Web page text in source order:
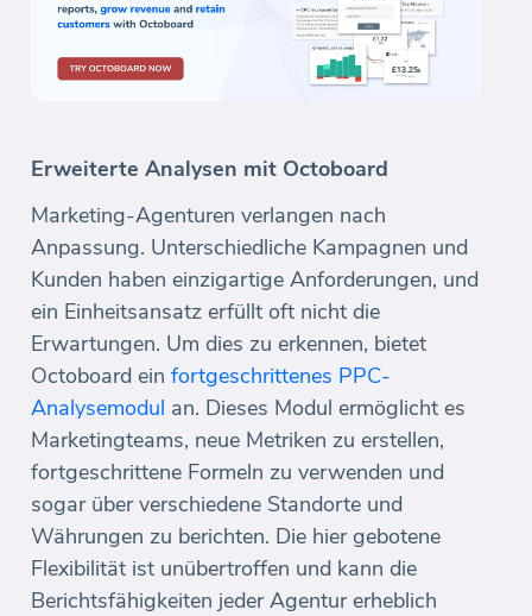
Erweiterte Analysen mit Octoboard
Marketing-Agenturen verlangen nach
Anpassung. Unterschiedliche Kampagnen und
Kunden haben einzigartige Anforderungen, und
ein Einheitsansatz erfüllt oft nicht die
Erwartungen. Um dies zu erkennen, bietet
Octoboard ein fortgeschrittenes PPC-
Analysemodul an. Dieses Modul ermöglicht es
Marketingteams, neue Metriken zu erstellen,
fortgeschrittene Formeln zu verwenden und
sogar über verschiedene Standorte und
Währungen zu berichten. Die hier gebotene
Flexibilität ist unübertroffen und kann die
Berichtsfähigkeiten jeder Agentur erheblich